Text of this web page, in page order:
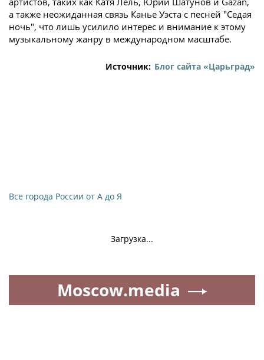
а также неожиданная связь Канье Уэста с песней "Седая
ночь", что лишь усилило интерес и внимание к этому
музыкальному жанру в международном масштабе.
Источник: Блог сайта «Царьград»
Все города России от А до Я
Загрузка...
Moscow.media